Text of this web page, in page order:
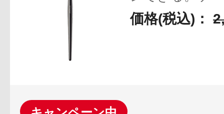
びにも便利。
価格(税込)：